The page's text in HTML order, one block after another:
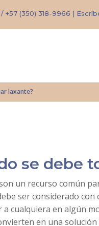
/ +57 (350) 318-9966 |
laxante?
se debe
un recurso común
ser considerado con
a cualquiera en algún
en una